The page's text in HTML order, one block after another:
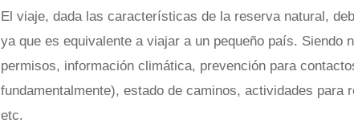
El viaje, dada las características de la reserva natural,
ya que es equivalente a viajar a un pequeño país. Siendo
permisos, información climática, prevención para
fundamentalmente), estado de caminos, actividades para
etc.